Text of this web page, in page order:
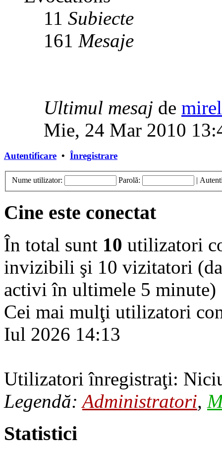
11 Subiecte
161 Mesaje
Ultimul mesaj de mirel
Mie, 24 Mar 2010
Autentificare • Înregistrare
Nume utilizator: Parolă: |
Cine este conectat
În total sunt 10 utilizatori
invizibili şi 10 vizitatori
activi în ultimele 5 minute)
Cei mai mulţi utilizatori
Iul 2026 14:13
Utilizatori înregistraţi:
Legendă:Administratori,
Statistici